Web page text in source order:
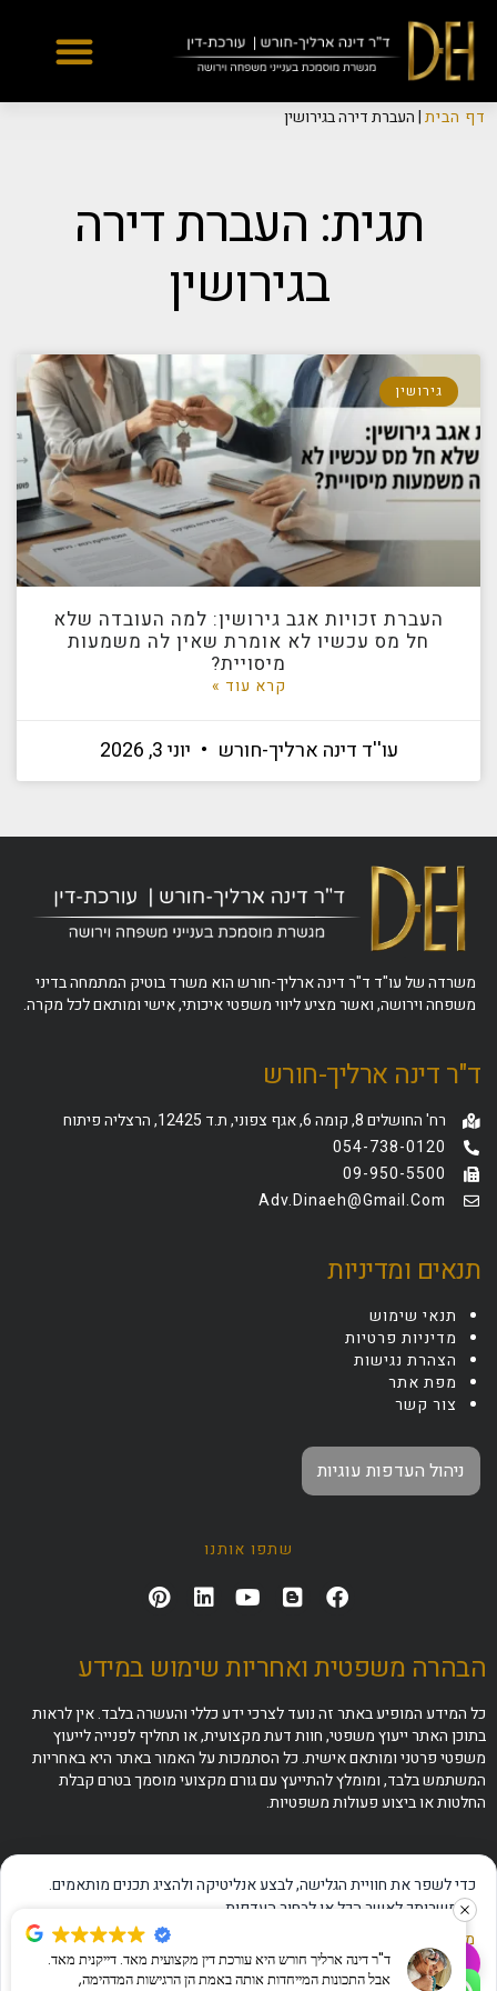
Yes
...
דף הבית|העברת דירה בגירושין
תגית: העברת דירה
בגירושין
גירושין
העברת זכויות אגב גירושין: למה העובדה שלא
חל מס עכשיו לא אומרת שאין לה משמעות
מיסויית?
קרא עוד »
עו''ד דינה ארליך-חורש יוני 3, 2026
משרדה של עו"ד ד"ר דינה ארליך-חורש הוא משרד בוטיק המתמחה בדיני
משפחה וירושה, ואשר מציע ליווי משפטי איכותי, אישי ומותאם לכל מקרה.
ד"ר דינה ארליך-חורש
רח' החושלים 8, קומה 6, אגף צפוני, ת.ד 12425, הרצליה פיתוח
054-738-0120
09-950-5500
Adv.dinaeh@gmail.com
תנאים ומדיניות
תנאי שימוש
מדיניות פרטיות
הצהרת נגישות
מפת אתר
צור קשר
ניהול העדפות עוגיות
שתפו אותנו
הבהרה משפטית ואחריות שימוש במידע
כל המידע המופיע באתר זה נועד לצרכי ידע כללי והעשרה בלבד. אין לראות
בתוכן האתר ייעוץ משפטי, חוות דעת מקצועית, או תחליף לפנייה לייעוץ
משפטי פרטני ומותאם אישית. כל הסתמכות על האמור באתר היא באחריות
המשתמש בלבד, ומומלץ להתייעץ עם גורם מקצועי מוסמך בטרם קבלת
החלטות או ביצוע פעולות משפטיות.
✦שאלו את ה-AI שלנו
כדי לשפר את חוויית הגלישה, לבצע אנליטיקה ולהציג תכנים מותאמים.
באפשרותך לאשר הכל או לבחור העדפות.
מדיניות פרטיות
הצהרת נגישות
אישור הכל דחייה ניהול העדפות
ד"ר דינה ארליך חורש היא עורכת דין מקצועית מאד. דייקנית מאד.
אבל התכונות המייחדות אותה באמת הן הרגישות המדהימה,